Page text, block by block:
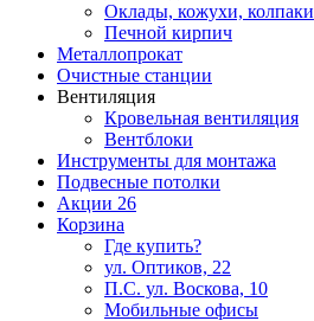
Оклады, кожухи, колпаки
Печной кирпич
Металлопрокат
Очистные станции
Вентиляция
Кровельная вентиляция
Вентблоки
Инструменты для монтажа
Подвесные потолки
Акции 26
Корзина
Где купить?
ул. Оптиков, 22
П.С. ул. Воскова, 10
Мобильные офисы